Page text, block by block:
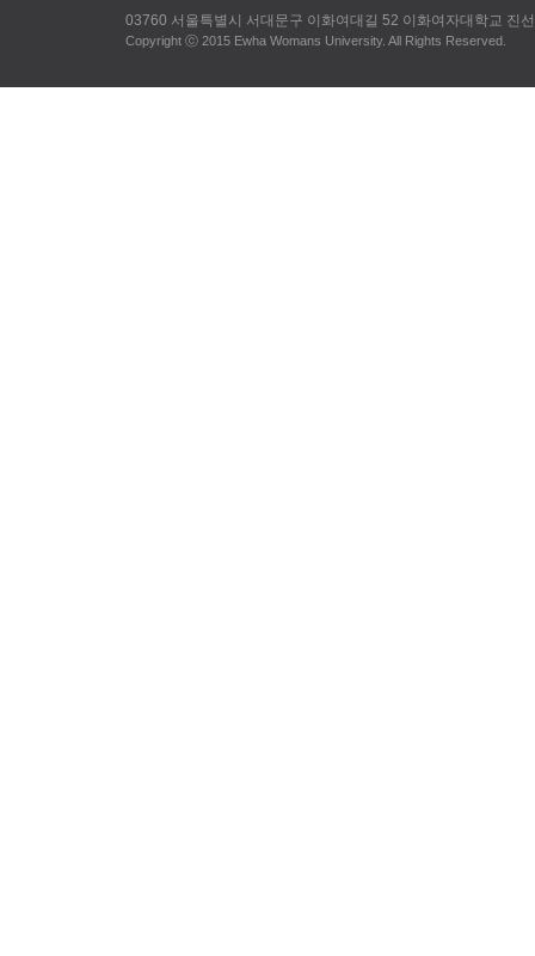
03760 서울특별시 서대문구 이화여대길 52 이화여자대학교
Copyright ⓒ 2015 Ewha Womans University. All Rights Reserved.